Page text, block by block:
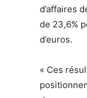
d’affaires
de 23,6%
d’euros.
« Ces